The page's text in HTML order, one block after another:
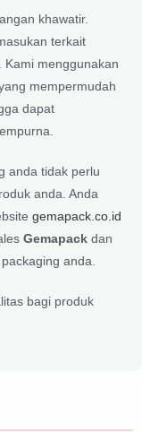
khawatir.
terkait
Kami menggunakan
mempermudah
dapat
anda tidak perlu
anda. Anda
gemapack.co.id
Gemapack dan
anda.
bagi produk